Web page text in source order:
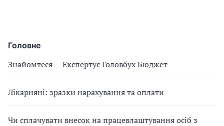
Головне
Знайомтеся — Експертус Головбух Бюджет
Лікарняні: зразки нарахування та оплати
Чи сплачувати внесок на працевлаштування осіб з